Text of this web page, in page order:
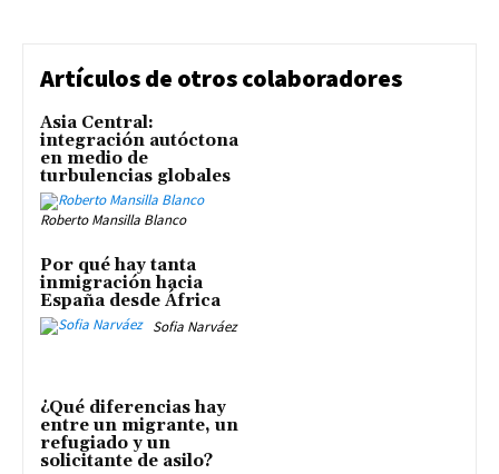
Artículos de otros colaboradores
Asia Central:
integración autóctona
en medio de
turbulencias globales
Roberto Mansilla Blanco
Por qué hay tanta
inmigración hacia
España desde África
Sofia Narváez
¿Qué diferencias hay
entre un migrante, un
refugiado y un
solicitante de asilo?